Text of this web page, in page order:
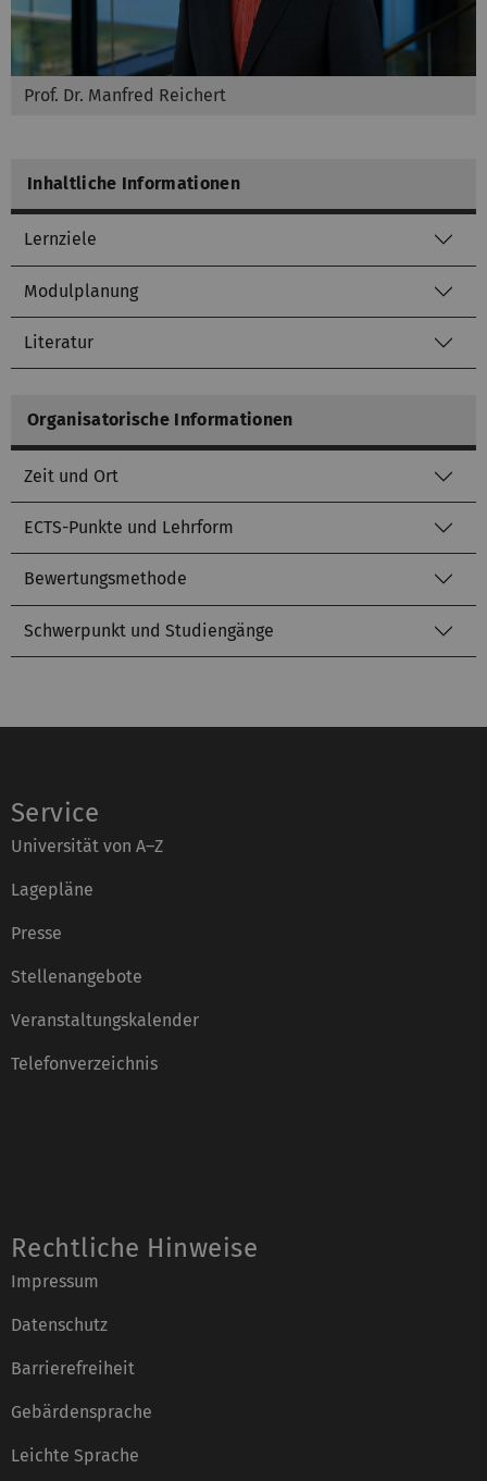
Prof. Dr. Manfred Reichert
Inhaltliche Informationen
Lernziele
Modulplanung
Literatur
Organisatorische Informationen
Zeit und Ort
ECTS-Punkte und Lehrform
Bewertungsmethode
Schwerpunkt und Studiengänge
Service
Universität von A–Z
Lagepläne
Presse
Stellenangebote
Veranstaltungskalender
Telefonverzeichnis
Rechtliche Hinweise
Impressum
Datenschutz
Barrierefreiheit
Gebärdensprache
Leichte Sprache